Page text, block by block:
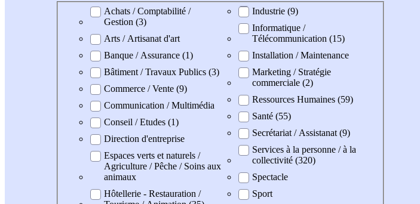
Domaine professionel
Achats / Comptabilité /
Gestion (3)
Arts / Artisanat d'art
Banque / Assurance (1)
Bâtiment / Travaux Publics (3)
Commerce / Vente (9)
Communication / Multimédia
Conseil / Etudes (1)
Direction d'entreprise
Espaces verts et naturels /
Agriculture / Pêche / Soins aux
animaux
Hôtellerie - Restauration /
Industrie (9)
Informatique /
Télécommunication (15)
Installation / Maintenance
Marketing / Stratégie
commerciale (2)
Ressources Humaines (59)
Santé (55)
Secrétariat / Assistanat (9)
Services à la personne / à la
collectivité (320)
Spectacle
Sport